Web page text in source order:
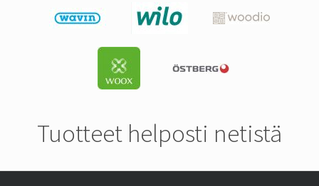
Tuotteet helposti netistä